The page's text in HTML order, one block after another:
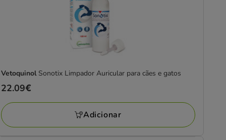
Vetoquinol Sonotix Limpador Auricular para cães e gatos
Preço
22.09€
22.09€
Adicionar